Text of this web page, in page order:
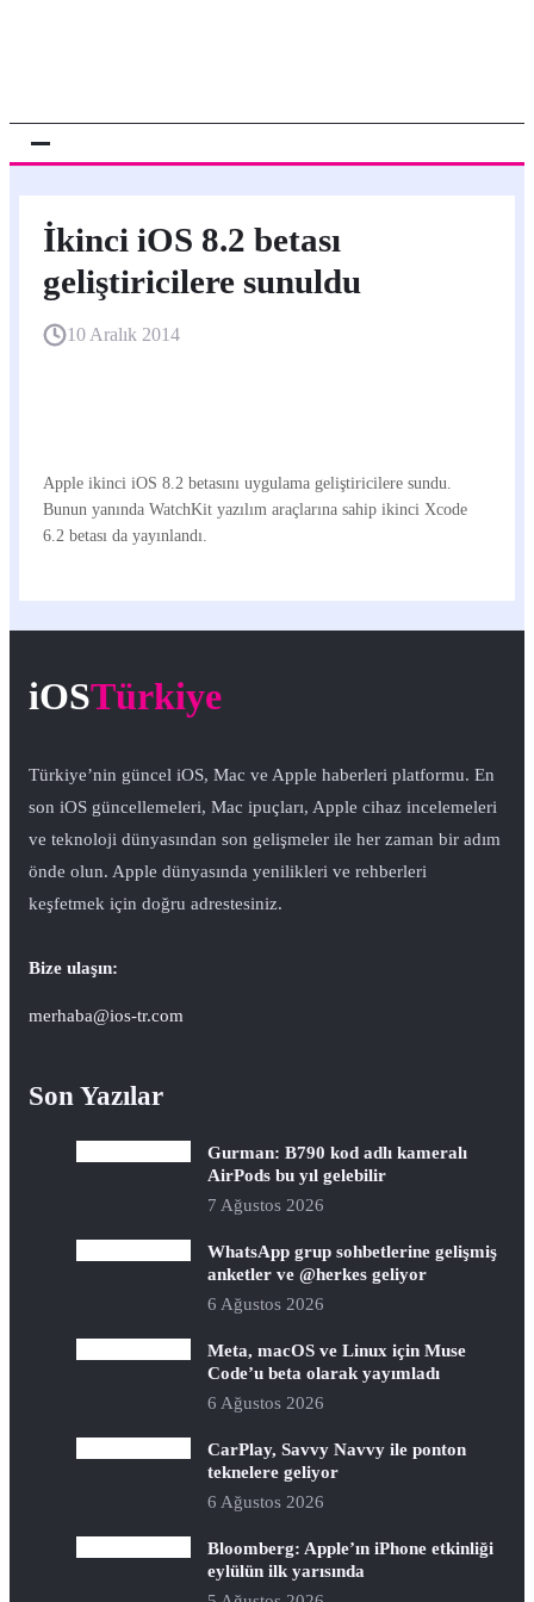
İkinci iOS 8.2 betası
geliştiricilere sunuldu
10 Aralık 2014
Apple ikinci iOS 8.2 betasını uygulama geliştiricilere sundu.
Bunun yanında WatchKit yazılım araçlarına sahip ikinci Xcode
6.2 betası da yayınlandı.
iOSTürkiye
Türkiye’nin güncel iOS, Mac ve Apple haberleri platformu. En
son iOS güncellemeleri, Mac ipuçları, Apple cihaz incelemeleri
ve teknoloji dünyasından son gelişmeler ile her zaman bir adım
önde olun. Apple dünyasında yenilikleri ve rehberleri
keşfetmek için doğru adrestesiniz.
Bize ulaşın:
merhaba@ios-tr.com
Son Yazılar
Gurman: B790 kod adlı kameralı
AirPods bu yıl gelebilir
7 Ağustos 2026
WhatsApp grup sohbetlerine gelişmiş
anketler ve @herkes geliyor
6 Ağustos 2026
Meta, macOS ve Linux için Muse
Code’u beta olarak yayımladı
6 Ağustos 2026
CarPlay, Savvy Navvy ile ponton
teknelere geliyor
6 Ağustos 2026
Bloomberg: Apple’ın iPhone etkinliği
eylülün ilk yarısında